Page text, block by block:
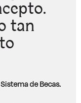
tan
Sistema de Becas.